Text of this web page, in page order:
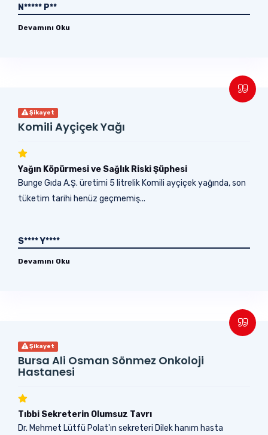
N***** P**
Devamını Oku
Şikayet
Komili Ayçiçek Yağı
Yağın Köpürmesi ve Sağlık Riski Şüphesi
Bunge Gıda A.Ş. üretimi 5 litrelik Komili ayçiçek yağında, son
tüketim tarihi henüz geçmemiş...
S**** Y****
Devamını Oku
Şikayet
Bursa Ali Osman Sönmez Onkoloji
Hastanesi
Tıbbi Sekreterin Olumsuz Tavrı
Dr. Mehmet Lütfü Polat'ın sekreteri Dilek hanım hasta